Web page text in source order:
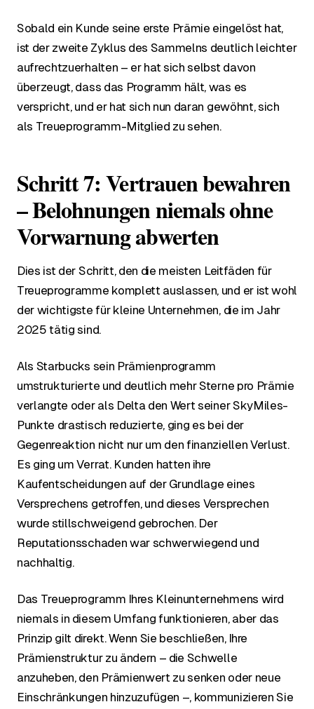
Sobald ein Kunde seine erste Prämie eingelöst hat,
ist der zweite Zyklus des Sammelns deutlich leichter
aufrechtzuerhalten – er hat sich selbst davon
überzeugt, dass das Programm hält, was es
verspricht, und er hat sich nun daran gewöhnt, sich
als Treueprogramm-Mitglied zu sehen.
Schritt 7: Vertrauen bewahren
– Belohnungen niemals ohne
Vorwarnung abwerten
Dies ist der Schritt, den die meisten Leitfäden für
Treueprogramme komplett auslassen, und er ist wohl
der wichtigste für kleine Unternehmen, die im Jahr
2025 tätig sind.
Als Starbucks sein Prämienprogramm
umstrukturierte und deutlich mehr Sterne pro Prämie
verlangte oder als Delta den Wert seiner SkyMiles-
Punkte drastisch reduzierte, ging es bei der
Gegenreaktion nicht nur um den finanziellen Verlust.
Es ging um Verrat. Kunden hatten ihre
Kaufentscheidungen auf der Grundlage eines
Versprechens getroffen, und dieses Versprechen
wurde stillschweigend gebrochen. Der
Reputationsschaden war schwerwiegend und
nachhaltig.
Das Treueprogramm Ihres Kleinunternehmens wird
niemals in diesem Umfang funktionieren, aber das
Prinzip gilt direkt. Wenn Sie beschließen, Ihre
Prämienstruktur zu ändern – die Schwelle
anzuheben, den Prämienwert zu senken oder neue
Einschränkungen hinzuzufügen –, kommunizieren Sie